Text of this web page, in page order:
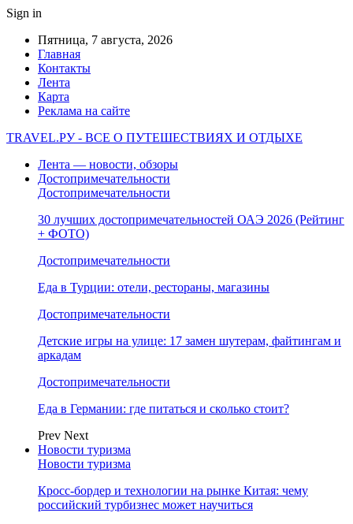
Sign in
Пятница, 7 августа, 2026
Главная
Контакты
Лента
Карта
Реклама на сайте
TRAVEL.РУ - ВСЕ О ПУТЕШЕСТВИЯХ И ОТДЫХЕ
Лента — новости, обзоры
Достопримечательности
Достопримечательности
30 лучших достопримечательностей ОАЭ 2026 (Рейтинг
+ ФОТО)
Достопримечательности
Еда в Турции: отели, рестораны, магазины
Достопримечательности
Детские игры на улице: 17 замен шутерам, файтингам и
аркадам
Достопримечательности
Еда в Германии: где питаться и сколько стоит?
Prev Next
Новости туризма
Новости туризма
Кросс-бордер и технологии на рынке Китая: чему
российский турбизнес может научиться